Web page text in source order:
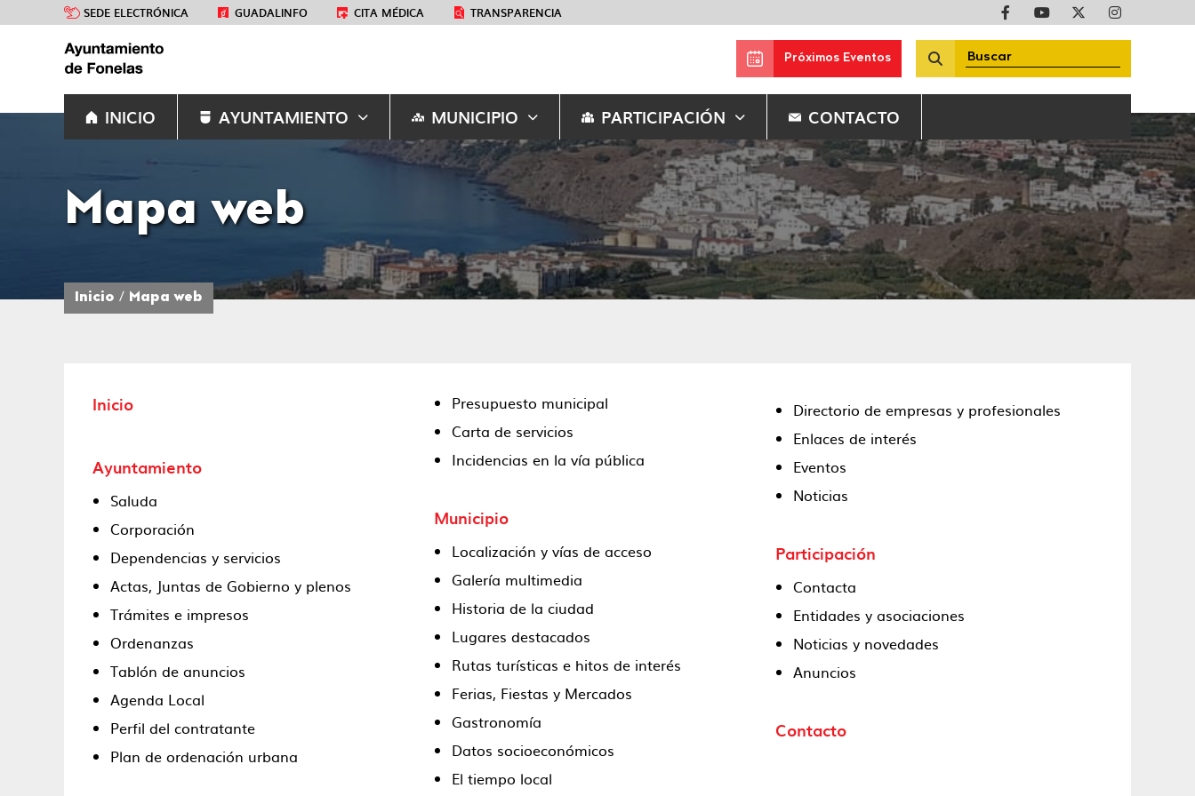
SEDE ELECTRÓNICA GUADALINFO CITA MÉDICA TRANSPARENCIA
Próximos Eventos
INICIO AYUNTAMIENTO MUNICIPIO PARTICIPACIÓN CONTACTO
Mapa web
Inicio Mapa web
Inicio
Ayuntamiento
Saluda
Corporación
Dependencias y servicios
Actas, Juntas de Gobierno y plenos
Trámites e impresos
Ordenanzas
Tablón de anuncios
Agenda Local
Perfil del contratante
Plan de ordenación urbana
Presupuesto municipal
Carta de servicios
Incidencias en la vía pública
Municipio
Localización y vías de acceso
Galería multimedia
Historia de la ciudad
Lugares destacados
Rutas turísticas e hitos de interés
Ferias, Fiestas y Mercados
Gastronomía
Datos socioeconómicos
El tiempo local
Directorio de empresas y profesionales
Enlaces de interés
Eventos
Noticias
Participación
Contacta
Entidades y asociaciones
Noticias y novedades
Anuncios
Contacto